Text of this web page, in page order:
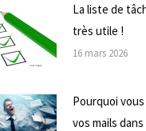
La liste de
très utile !
16 mars 2026
Pourquoi
vos mails